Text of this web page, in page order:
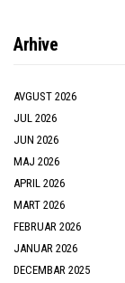
Arhive
AVGUST 2026
JUL 2026
JUN 2026
MAJ 2026
APRIL 2026
MART 2026
FEBRUAR 2026
JANUAR 2026
DECEMBAR 2025